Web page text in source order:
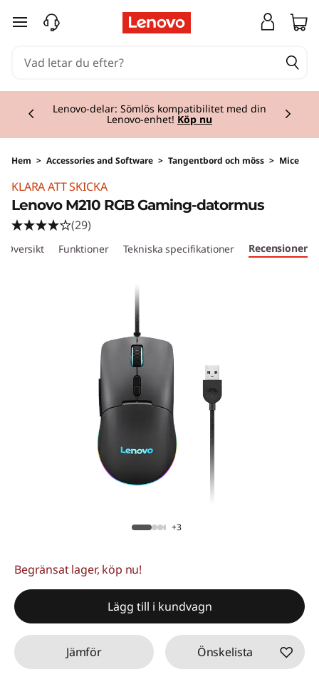
hoppa vidare till huvudinnehållet
Lenovo-delar: Sömlös kompatibilitet med din
Lenovo-enhet! Köp nu
Hem > Accessories and Software > Tangentbord och möss > Mice
KLARA ATT SKICKA
Lenovo M210 RGB Gaming-datormus
(29)
Översikt Funktioner Tekniska specifikationer Recensioner
+3
Begränsat lager, köp nu!
Lägg till i kundvagn
Jämför Önskelista